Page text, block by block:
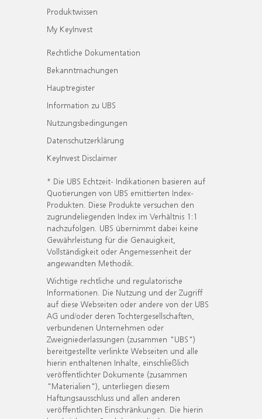
Produktwissen
My KeyInvest
Rechtliche Dokumentation
Bekanntmachungen
Hauptregister
Information zu UBS
Nutzungsbedingungen
Datenschutzerklärung
KeyInvest Disclaimer
* Die UBS Echtzeit- Indikationen basieren auf
Quotierungen von UBS emittierten Index-
Produkten. Diese Produkte versuchen den
zugrundeliegenden Index im Verhältnis 1:1
nachzufolgen. UBS übernimmt dabei keine
Gewährleistung für die Genauigkeit,
Vollständigkeit oder Angemessenheit der
angewandten Methodik.
Wichtige rechtliche und regulatorische
Informationen. Die Nutzung und der Zugriff
auf diese Webseiten oder andere von der UBS
AG und/oder deren Tochtergesellschaften,
verbundenen Unternehmen oder
Zweigniederlassungen (zusammen "UBS")
bereitgestellte verlinkte Webseiten und alle
hierin enthaltenen Inhalte, einschließlich
veröffentlichter Dokumente (zusammen
"Materialien"), unterliegen diesem
Haftungsausschluss und allen anderen
veröffentlichten Einschränkungen. Die hierin